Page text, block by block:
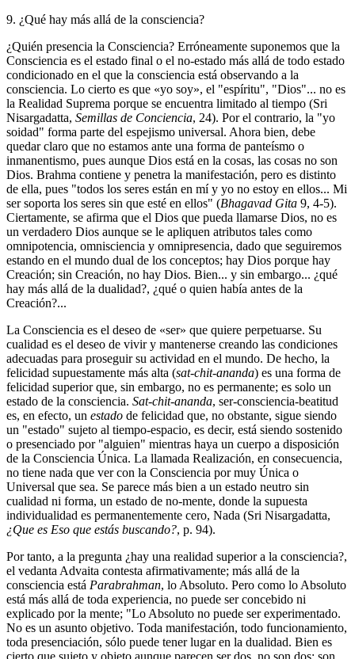
9. ¿Qué hay más allá de la consciencia?
¿Quién presencia la Consciencia? Erróneamente suponemos que la
Consciencia es el estado final o el no-estado más allá de todo estado
condicionado en el que la consciencia está observando a la
consciencia. Lo cierto es que «yo soy», el "espíritu", "Dios"... no es
la Realidad Suprema porque se encuentra limitado al tiempo (Sri
Nisargadatta, Semillas de Conciencia, 24). Por el contrario, la "yo
soidad" forma parte del espejismo universal. Ahora bien, debe
quedar claro que no estamos ante una forma de panteísmo o
inmanentismo, pues aunque Dios está en la cosas, las cosas no son
Dios. Brahma contiene y penetra la manifestación, pero es distinto
de ella, pues "todos los seres están en mí y yo no estoy en ellos... Mi
ser soporta los seres sin que esté en ellos" (Bhagavad Gita 9, 4-5).
Ciertamente, se afirma que el Dios que pueda llamarse Dios, no es
un verdadero Dios aunque se le apliquen atributos tales como
omnipotencia, omnisciencia y omnipresencia, dado que seguiremos
estando en el mundo dual de los conceptos; hay Dios porque hay
Creación; sin Creación, no hay Dios. Bien... y sin embargo... ¿qué
hay más allá de la dualidad?, ¿qué o quien había antes de la
Creación?...
La Consciencia es el deseo de «ser» que quiere perpetuarse. Su
cualidad es el deseo de vivir y mantenerse creando las condiciones
adecuadas para proseguir su actividad en el mundo. De hecho, la
felicidad supuestamente más alta (sat-chit-ananda) es una forma de
felicidad superior que, sin embargo, no es permanente; es solo un
estado de la consciencia. Sat-chit-ananda, ser-consciencia-beatitud
es, en efecto, un estado de felicidad que, no obstante, sigue siendo
un "estado" sujeto al tiempo-espacio, es decir, está siendo sostenido
o presenciado por "alguien" mientras haya un cuerpo a disposición
de la Consciencia Única. La llamada Realización, en consecuencia,
no tiene nada que ver con la Consciencia por muy Única o
Universal que sea. Se parece más bien a un estado neutro sin
cualidad ni forma, un estado de no-mente, donde la supuesta
individualidad es permanentemente cero, Nada (Sri Nisargadatta,
¿Que es Eso que estás buscando?, p. 94).
Por tanto, a la pregunta ¿hay una realidad superior a la consciencia?,
el vedanta Advaita contesta afirmativamente; más allá de la
consciencia está Parabrahman, lo Absoluto. Pero como lo Absoluto
está más allá de toda experiencia, no puede ser concebido ni
explicado por la mente; "Lo Absoluto no puede ser experimentado.
No es un asunto objetivo. Toda manifestación, todo funcionamiento,
toda presenciación, sólo puede tener lugar en la dualidad. Bien es
cierto que sujeto y objeto aunque parecen ser dos, no son dos; son